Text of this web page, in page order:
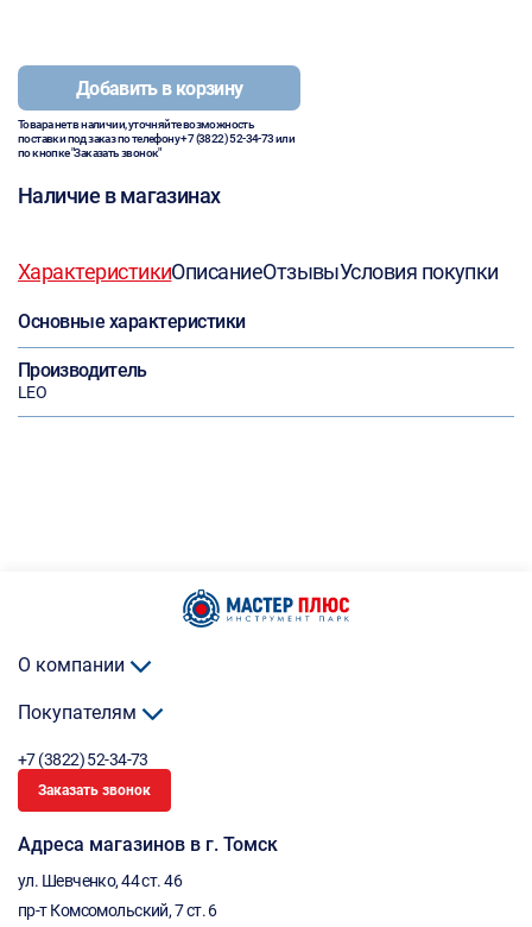
Добавить в корзину
Товара нет в наличии, уточняйте возможность
поставки под заказ по телефону+7 (3822) 52-34-73или
по кнопке "Заказать звонок"
Наличие в магазинах
ХарактеристикиОписаниеОтзывыУсловия покупки
Основные характеристики
Производитель
LEO
О компании
Покупателям
+7 (3822) 52-34-73
Заказать звонок
Адреса магазинов в г. Томск
ул. Шевченко, 44 ст. 46
пр-т Комсомольский, 7 ст. 6